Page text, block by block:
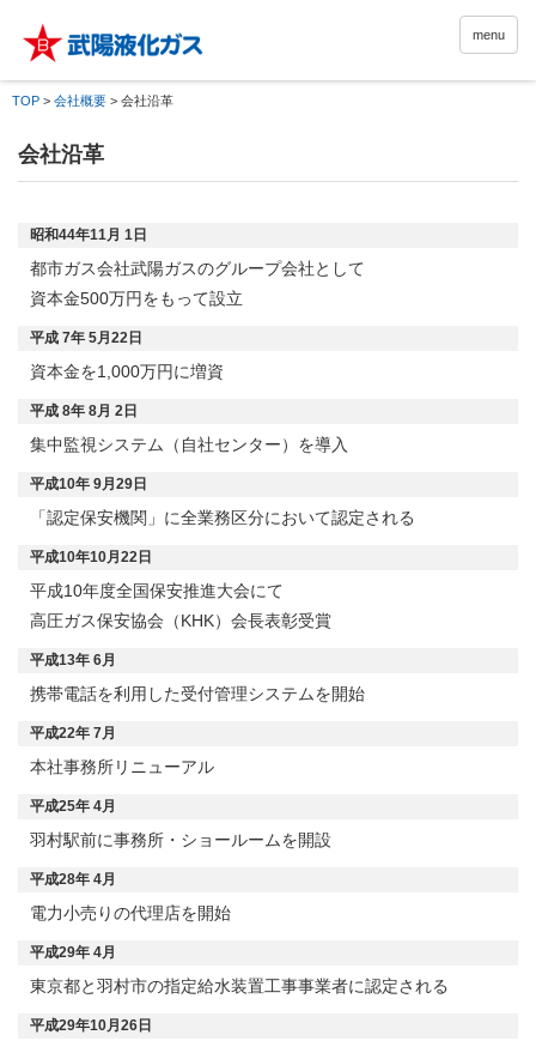
menu
TOP > 会社概要 > 会社沿革
会社沿革
昭和44年11月 1日
都市ガス会社武陽ガスのグループ会社として
資本金500万円をもって設立
平成 7年 5月22日
資本金を1,000万円に増資
平成 8年 8月 2日
集中監視システム（自社センター）を導入
平成10年 9月29日
「認定保安機関」に全業務区分において認定される
平成10年10月22日
平成10年度全国保安推進大会にて
高圧ガス保安協会（KHK）会長表彰受賞
平成13年 6月
携帯電話を利用した受付管理システムを開始
平成22年 7月
本社事務所リニューアル
平成25年 4月
羽村駅前に事務所・ショールームを開設
平成28年 4月
電力小売りの代理店を開始
平成29年 4月
東京都と羽村市の指定給水装置工事事業者に認定される
平成29年10月26日